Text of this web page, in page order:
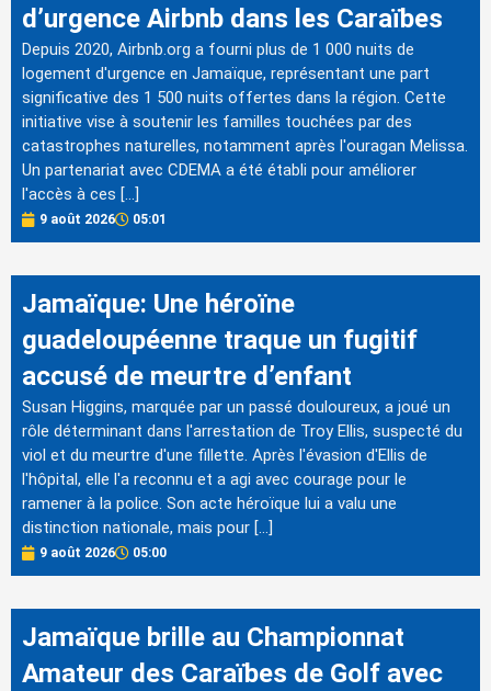
d’urgence Airbnb dans les Caraïbes
Depuis 2020, Airbnb.org a fourni plus de 1 000 nuits de
logement d'urgence en Jamaïque, représentant une part
significative des 1 500 nuits offertes dans la région. Cette
initiative vise à soutenir les familles touchées par des
catastrophes naturelles, notamment après l'ouragan Melissa.
Un partenariat avec CDEMA a été établi pour améliorer
l'accès à ces […]
9 août 2026 05:01
Jamaïque: Une héroïne
guadeloupéenne traque un fugitif
accusé de meurtre d’enfant
Susan Higgins, marquée par un passé douloureux, a joué un
rôle déterminant dans l'arrestation de Troy Ellis, suspecté du
viol et du meurtre d'une fillette. Après l'évasion d'Ellis de
l'hôpital, elle l'a reconnu et a agi avec courage pour le
ramener à la police. Son acte héroïque lui a valu une
distinction nationale, mais pour […]
9 août 2026 05:00
Jamaïque brille au Championnat
Amateur des Caraïbes de Golf avec